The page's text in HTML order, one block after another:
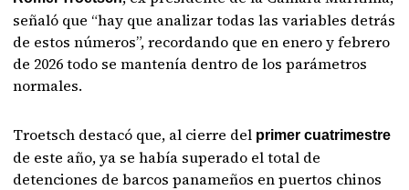
señaló que “hay que analizar todas las variables detrás
de estos números”, recordando que en enero y febrero
de 2026 todo se mantenía dentro de los parámetros
normales.
Troetsch destacó que, al cierre del primer cuatrimestre
de este año, ya se había superado el total de
detenciones de barcos panameños en puertos chinos